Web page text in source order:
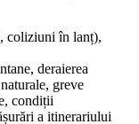
coliziuni în lanț),
deraierea
greve
condiții
a itinerariului